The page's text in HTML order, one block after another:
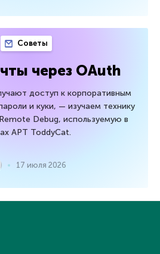
Советы
через OAuth
доступ к корпоративным
и куки, — изучаем технику
Debug, используемую в
APT ToddyCat.
17 июля 2026